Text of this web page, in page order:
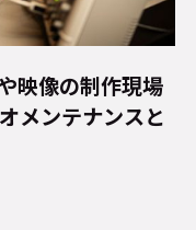
映像の制作現場
メンテナンスと